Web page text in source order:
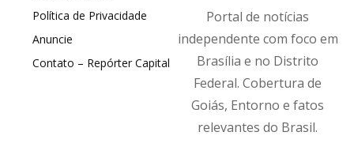
Política de Privacidade
Anuncie
Contato – Repórter Capital
Portal de notícias
independente com foco em
Brasília e no Distrito
Federal. Cobertura de
Goiás, Entorno e fatos
relevantes do Brasil.